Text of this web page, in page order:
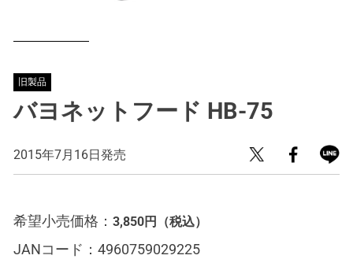
旧製品
バヨネットフード HB-75
2015年7月16日発売
希望小売価格： 3,850円 （税込）
JANコード： 4960759029225